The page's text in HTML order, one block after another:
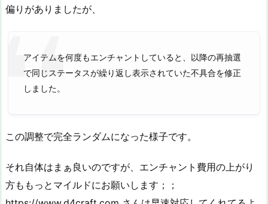
偏りがありましたが、
アイテムを何度もエンチャントしていると、以降の再抽選
で同じステータスが繰り返し表示されていた不具合を修正
しました。
この調整で完全ランダムになった様子です。
それ自体はまぁ良いのですが、エンチャント費用の上がり
方ももっとマイルドにお願いします；；